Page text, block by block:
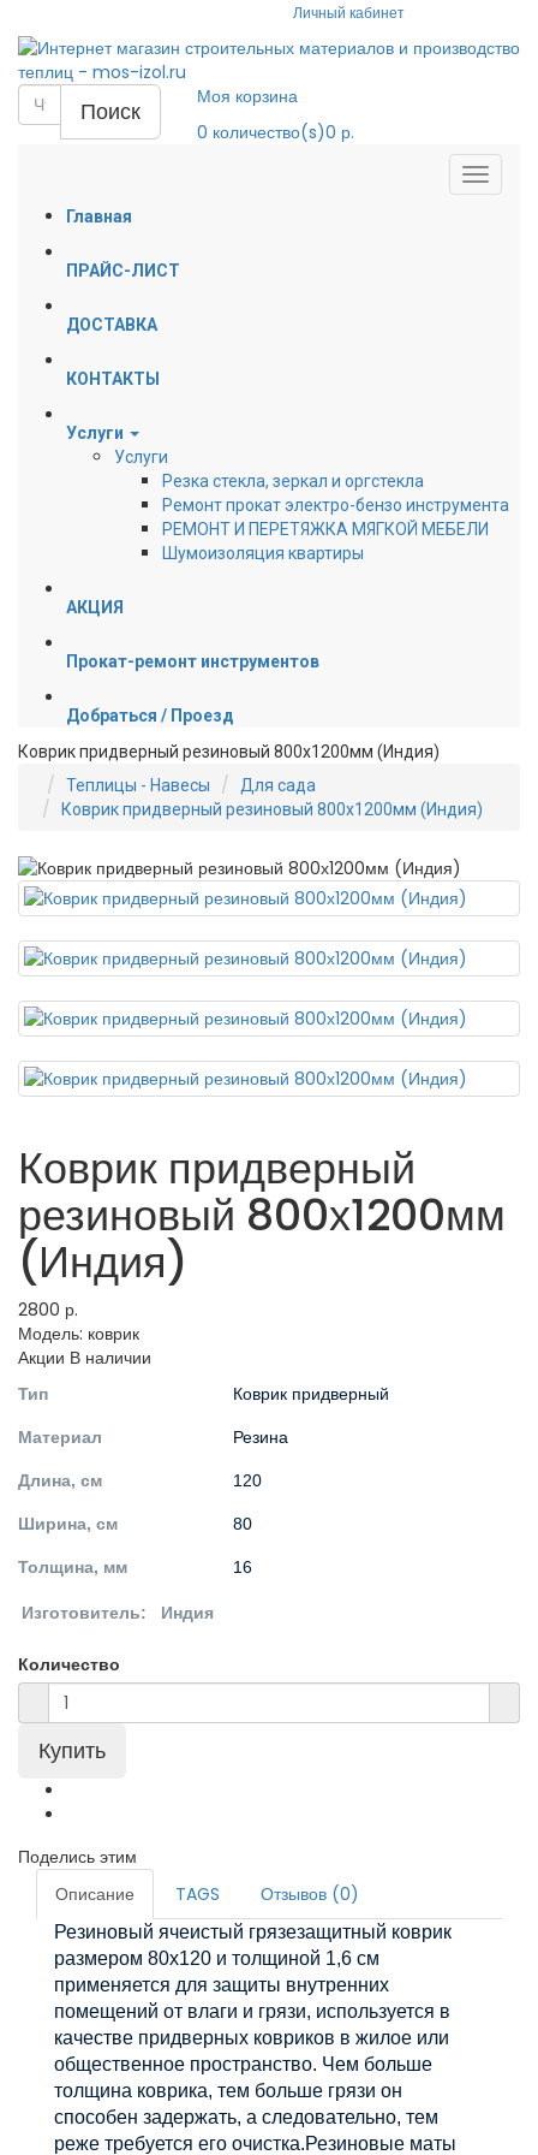
Личный кабинет
Поиск
Моя корзина
0 количество(s)0 р.
Главная
ПРАЙС-ЛИСТ
ДОСТАВКА
КОНТАКТЫ
Услуги
Услуги
Резка стекла, зеркал и оргстекла
Ремонт прокат электро-бензо инструмента
РЕМОНТ И ПЕРЕТЯЖКА МЯГКОЙ МЕБЕЛИ
Шумоизоляция квартиры
АКЦИЯ
Прокат-ремонт инструментов
Добраться / Проезд
Коврик придверный резиновый 800х1200мм (Индия)
Теплицы - Навесы
Для сада
Коврик придверный резиновый 800х1200мм (Индия)
Коврик придверный
резиновый 800х1200мм
(Индия)
2800 р.
Модель: коврик
Акции В наличии
Тип Коврик придверный
Материал Резина
Длина, см 120
Ширина, см 80
Толщина, мм 16
Изготовитель: Индия
Количество
Поделись этим
Описание
TAGS Отзывов (0)
Резиновый ячеистый грязезащитный коврик
размером 80х120 и толщиной 1,6 см
применяется для защиты внутренних
помещений от влаги и грязи, используется в
качестве придверных ковриков в жилое или
общественное пространство. Чем больше
толщина коврика, тем больше грязи он
способен задержать, а следовательно, тем
реже требуется его очистка.Резиновые маты